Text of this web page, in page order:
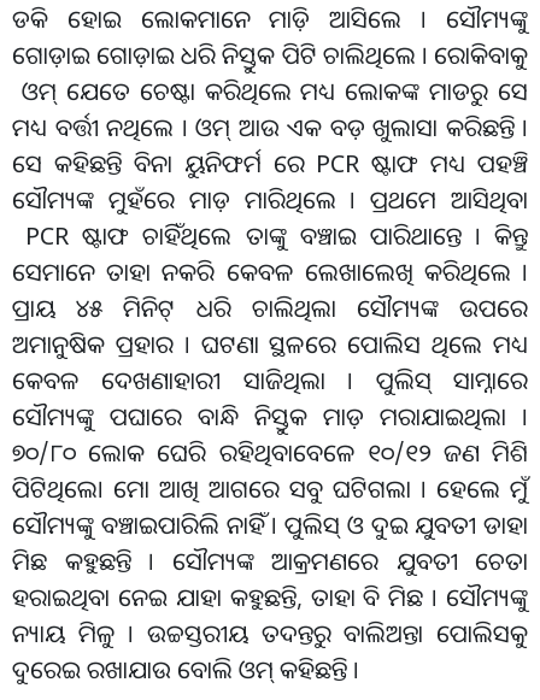
ଡକି ହୋଇ ଲୋକମାନେ ମାଡ଼ି ଆସିଲେ । ସୌମ୍ୟଙ୍କୁ
ଗୋଡ଼ାଇ ଗୋଡ଼ାଇ ଧରି ନିସ୍ତୁକ ପିଟି ଚାଲିଥିଲେ । ରୋକିବାକୁ
ଓମ୍‌ ଯେତେ ଚେଷ୍ଟା କରିଥିଲେ ମଧ୍ୟ ଲୋକଙ୍କ ମାଡରୁ ସେ
ମଧ୍ୟ ବର୍ତ୍ତୀ ନଥିଲେ । ଓମ୍‌ ଆଉ ଏକ ବଡ଼ ଖୁଲାସା କରିଛନ୍ତି ।
ସେ କହିଛନ୍ତି ବିନା ୟୁନିଫର୍ମ ରେ PCR ଷ୍ଟାଫ ମଧ୍ୟ ପହଞ୍ଚି
ସୌମ୍ୟଙ୍କ ମୁହଁରେ ମାଡ଼ ମାରିଥିଲେ । ପ୍ରଥମେ ଆସିଥିବା
PCR ଷ୍ଟାଫ ଚାହିଁଥିଲେ ତାଙ୍କୁ ବଞ୍ଚାଇ ପାରିଥାନ୍ତେ । କିନ୍ତୁ
ସେମାନେ ତାହା ନକରି କେବଳ ଲେଖାଲେଖି କରିଥିଲେ ।
ପ୍ରାୟ ୪୫ ମିନିଟ୍‌ ଧରି ଚାଲିଥିଲା ସୌମ୍ୟଙ୍କ ଉପରେ
ଅମାନୁଷିକ ପ୍ରହାର । ଘଟଣା ସ୍ଥଳରେ ପୋଲିସ ଥିଲେ ମଧ୍ୟ
କେବଳ ଦେଖଣାହାରୀ ସାଜିଥିଲା । ପୁଲିସ୍‌ ସାମ୍ନାରେ
ସୌମ୍ୟଙ୍କୁ ପଘାରେ ବାନ୍ଧି ନିସ୍ତୁକ ମାଡ଼ ମରାଯାଇଥିଲା ।
୭୦/୮୦ ଲୋକ ଘେରି ରହିଥିବାବେଳେ ୧୦/୧୨ ଜଣ ମିଶି
ପିଟିଥିଲେ। ମୋ ଆଖି ଆଗରେ ସବୁ ଘଟିଗଲା । ହେଲେ ମୁଁ
ସୌମ୍ୟଙ୍କୁ ବଞ୍ଚାଇପାରିଲି ନାହିଁ । ପୁଲିସ୍‌ ଓ ଦୁଇ ଯୁବତୀ ଡାହା
ମିଛ କହୁଛନ୍ତି । ସୌମ୍ୟଙ୍କ ଆକ୍ରମଣରେ ଯୁବତୀ ଚେତା
ହରାଇଥିବା ନେଇ ଯାହା କହୁଛନ୍ତି, ତାହା ବି ମିଛ । ସୌମ୍ୟଙ୍କୁ
ନ୍ୟାୟ ମିଳୁ । ଉଚ୍ଚସ୍ତରୀୟ ତଦନ୍ତରୁ ବାଲିଅନ୍ତା ପୋଲିସକୁ
ଦୁରେଇ ରଖାଯାଉ ବୋଲି ଓମ୍‌ କହିଛନ୍ତି ।